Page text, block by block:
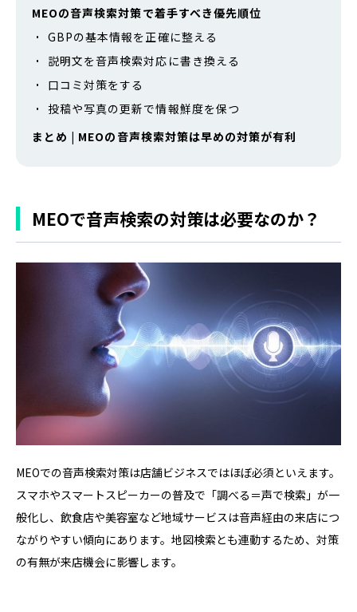
MEOの音声検索対策で着手すべき優先順位
GBPの基本情報を正確に整える
説明文を音声検索対応に書き換える
口コミ対策をする
投稿や写真の更新で情報鮮度を保つ
まとめ | MEOの音声検索対策は早めの対策が有利
MEOで音声検索の対策は必要なのか？
MEOでの音声検索対策は店舗ビジネスではほぼ必須といえます。
スマホやスマートスピーカーの普及で「調べる＝声で検索」が一
般化し、飲食店や美容室など地域サービスは音声経由の来店につ
ながりやすい傾向にあります。地図検索とも連動するため、対策
の有無が来店機会に影響します。